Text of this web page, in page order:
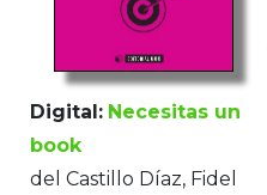
Digital: Necesitas un
book
del Castillo Díaz, Fidel